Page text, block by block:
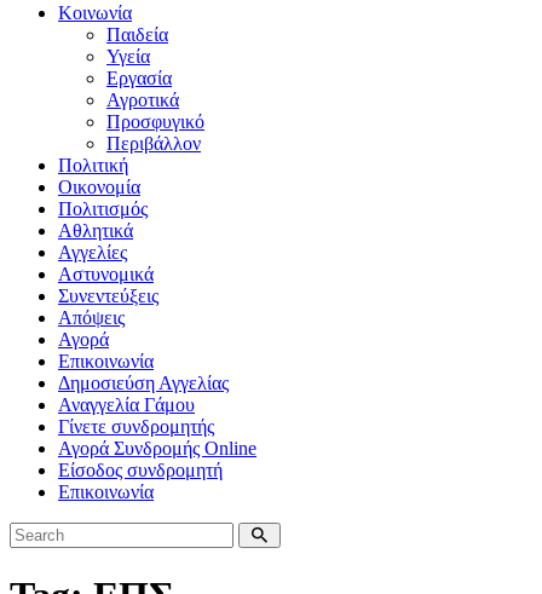
Κοινωνία
Παιδεία
Υγεία
Εργασία
Αγροτικά
Προσφυγικό
Περιβάλλον
Πολιτική
Οικονομία
Πολιτισμός
Αθλητικά
Αγγελίες
Αστυνομικά
Συνεντεύξεις
Απόψεις
Αγορά
Επικοινωνία
Δημοσιεύση Αγγελίας
Αναγγελία Γάμου
Γίνετε συνδρομητής
Αγορά Συνδρομής Online
Είσοδος συνδρομητή
Επικοινωνία